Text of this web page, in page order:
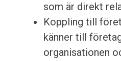
som är direkt
Koppling till
känner till
organisationen